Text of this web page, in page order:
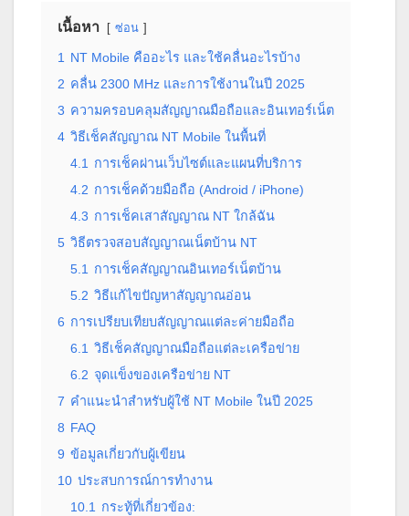
เนื้อหา ซ่อน
1 NT Mobile คืออะไร และใช้คลื่นอะไรบ้าง
2 คลื่น 2300 MHz และการใช้งานในปี 2025
3 ความครอบคลุมสัญญาณมือถือและอินเทอร์เน็ต
4 วิธีเช็คสัญญาณ NT Mobile ในพื้นที่
4.1 การเช็คผ่านเว็บไซต์และแผนที่บริการ
4.2 การเช็คด้วยมือถือ (Android / iPhone)
4.3 การเช็คเสาสัญญาณ NT ใกล้ฉัน
5 วิธีตรวจสอบสัญญาณเน็ตบ้าน NT
5.1 การเช็คสัญญาณอินเทอร์เน็ตบ้าน
5.2 วิธีแก้ไขปัญหาสัญญาณอ่อน
6 การเปรียบเทียบสัญญาณแต่ละค่ายมือถือ
6.1 วิธีเช็คสัญญาณมือถือแต่ละเครือข่าย
6.2 จุดแข็งของเครือข่าย NT
7 คำแนะนำสำหรับผู้ใช้ NT Mobile ในปี 2025
8 FAQ
9 ข้อมูลเกี่ยวกับผู้เขียน
10 ประสบการณ์การทำงาน
10.1 กระทู้ที่เกี่ยวข้อง: